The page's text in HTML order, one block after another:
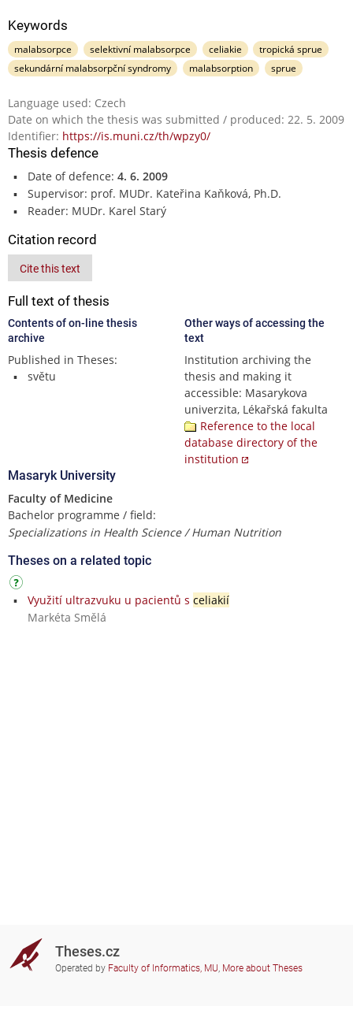
Keywords
malabsorpce selektivní malabsorpce celiakie
tropická sprue
sekundární malabsorpční syndromy
malabsorption sprue
Language used: Czech
Date on which the thesis was submitted / produced: 22. 5. 2009
Identifier: https://is.muni.cz/th/wpzy0/
Thesis defence
Date of defence: 4. 6. 2009
Supervisor: prof. MUDr. Kateřina Kaňková, Ph.D.
Reader: MUDr. Karel Starý
Citation record
Cite this text
Full text of thesis
Contents of on-line thesis
archive
Published in Theses:
světu
Other ways of accessing the
text
Institution archiving the
thesis and making it
accessible: Masarykova
univerzita, Lékařská fakulta
Reference to the local
database directory of the
institution
Masaryk University
Faculty of Medicine
Bachelor programme / field:
Specializations in Health Science / Human Nutrition
Theses on a related topic
Využití ultrazvuku u pacientů s celiakií
Markéta Smělá
Theses.cz
Operated by Faculty of Informatics, MU, More about Theses